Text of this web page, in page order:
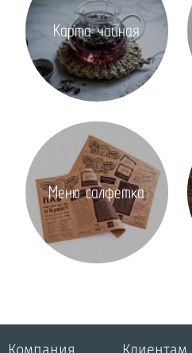
Карта чайная
Меню салфетка